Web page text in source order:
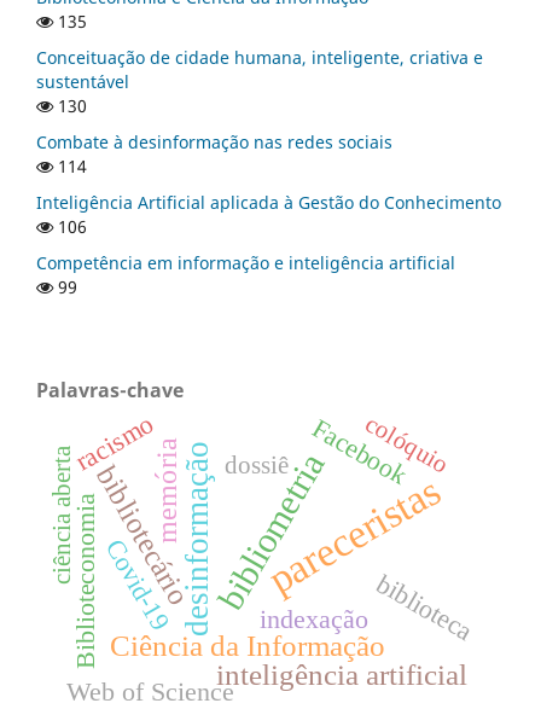
135
Conceituação de cidade humana, inteligente, criativa e
sustentável
130
Combate à desinformação nas redes sociais
114
Inteligência Artificial aplicada à Gestão do Conhecimento
106
Competência em informação e inteligência artificial
99
Palavras-chave
pareceristas
bibliometria
desinformação
Ciência da Informação
inteligência artificial
bibliotecário
memória
Biblioteconomia
Facebook
racismo
biblioteca
Web of Science
indexação
Covid-19
dossiê colóquio
ciência aberta